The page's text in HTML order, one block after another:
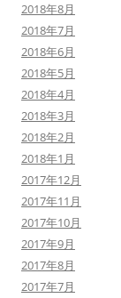
2018年8月
2018年7月
2018年6月
2018年5月
2018年4月
2018年3月
2018年2月
2018年1月
2017年12月
2017年11月
2017年10月
2017年9月
2017年8月
2017年7月